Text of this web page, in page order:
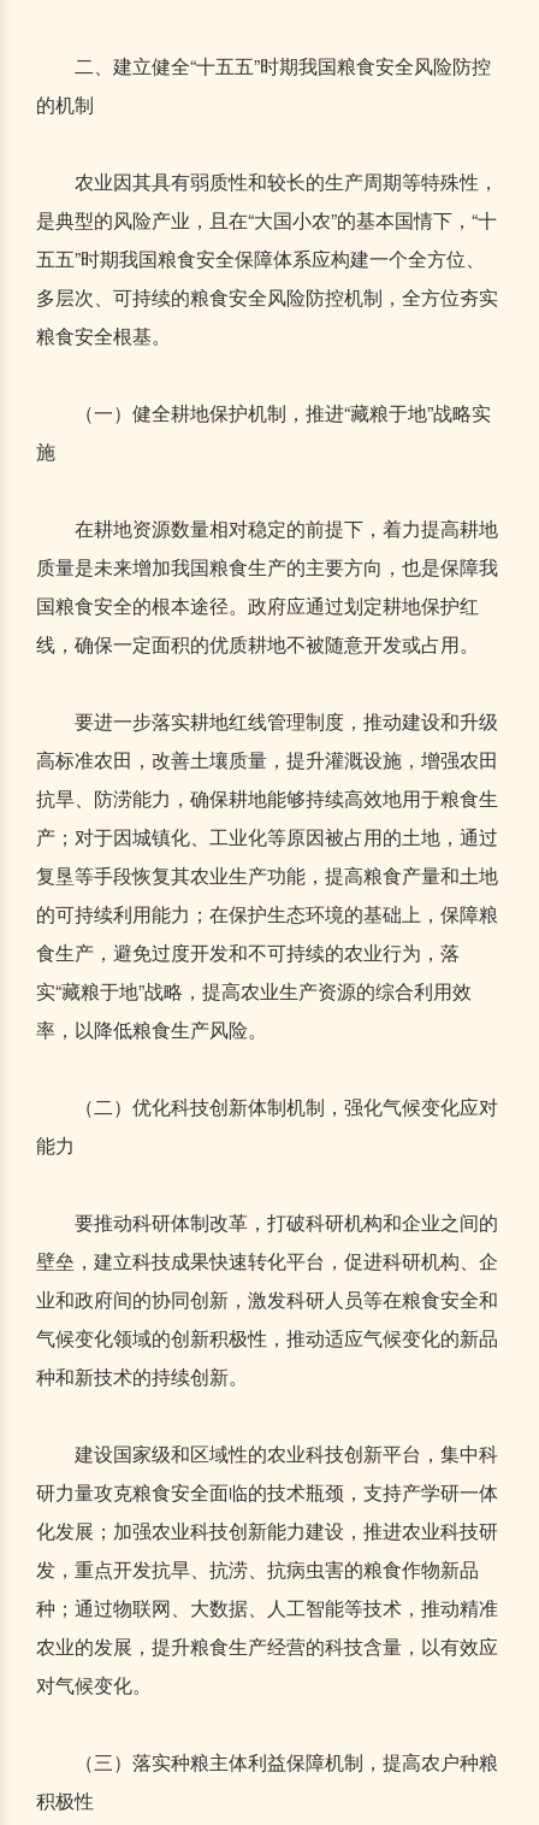
二、建立健全“十五五”时期我国粮食安全风险防控
的机制
农业因其具有弱质性和较长的生产周期等特殊性，
是典型的风险产业，且在“大国小农”的基本国情下，“十
五五”时期我国粮食安全保障体系应构建一个全方位、
多层次、可持续的粮食安全风险防控机制，全方位夯实
粮食安全根基。
（一）健全耕地保护机制，推进“藏粮于地”战略实
施
在耕地资源数量相对稳定的前提下，着力提高耕地
质量是未来增加我国粮食生产的主要方向，也是保障我
国粮食安全的根本途径。政府应通过划定耕地保护红
线，确保一定面积的优质耕地不被随意开发或占用。
要进一步落实耕地红线管理制度，推动建设和升级
高标准农田，改善土壤质量，提升灌溉设施，增强农田
抗旱、防涝能力，确保耕地能够持续高效地用于粮食生
产；对于因城镇化、工业化等原因被占用的土地，通过
复垦等手段恢复其农业生产功能，提高粮食产量和土地
的可持续利用能力；在保护生态环境的基础上，保障粮
食生产，避免过度开发和不可持续的农业行为，落
实“藏粮于地”战略，提高农业生产资源的综合利用效
率，以降低粮食生产风险。
（二）优化科技创新体制机制，强化气候变化应对
能力
要推动科研体制改革，打破科研机构和企业之间的
壁垒，建立科技成果快速转化平台，促进科研机构、企
业和政府间的协同创新，激发科研人员等在粮食安全和
气候变化领域的创新积极性，推动适应气候变化的新品
种和新技术的持续创新。
建设国家级和区域性的农业科技创新平台，集中科
研力量攻克粮食安全面临的技术瓶颈，支持产学研一体
化发展；加强农业科技创新能力建设，推进农业科技研
发，重点开发抗旱、抗涝、抗病虫害的粮食作物新品
种；通过物联网、大数据、人工智能等技术，推动精准
农业的发展，提升粮食生产经营的科技含量，以有效应
对气候变化。
（三）落实种粮主体利益保障机制，提高农户种粮
积极性